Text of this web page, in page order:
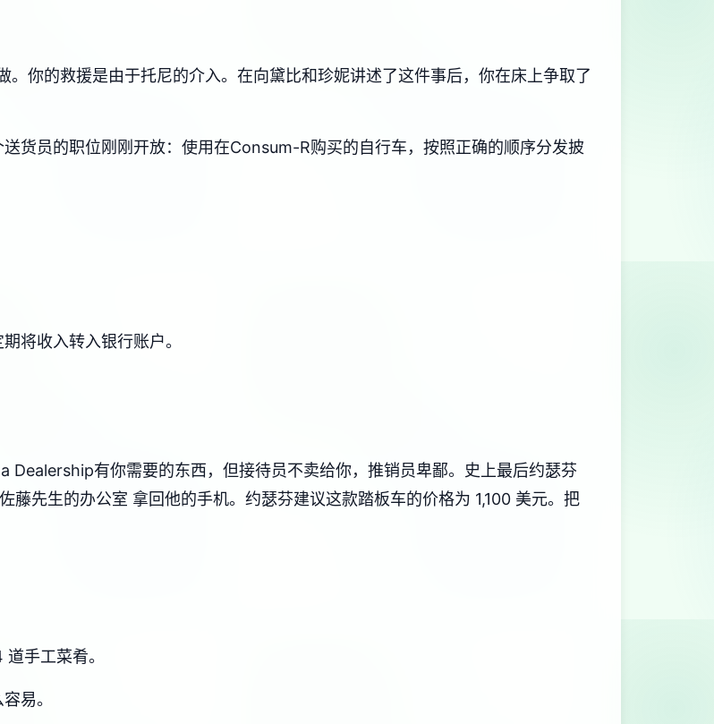
你的救援是由于托尼的介入。在向黛比和珍妮讲述了这件事后，你在床上争取了
货员的职位刚刚开放：使用在Consum-R购买的自行车，按照正确的顺序分发披
将收入转入银行账户。
Dealership有你需要的东西，但接待员不卖给你，推销员卑鄙。史上最后约瑟芬
藤先生的办公室 拿回他的手机。约瑟芬建议这款踏板车的价格为 1,100 美元。把
手工菜肴。
易。